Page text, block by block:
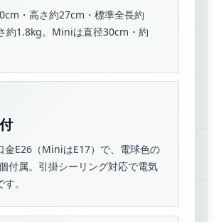
・高さ約27cm・標準全長約
約1.8kg。Miniは直径30cm・約
金E26（MiniはE17）で、電球色の
付属。引掛シーリング対応で電気
。